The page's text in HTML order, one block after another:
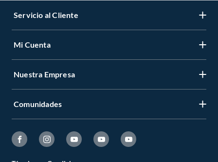
Servicio al Cliente
Mi Cuenta
Nuestra Empresa
Comunidades